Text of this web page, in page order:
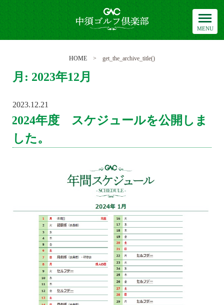
中須ゴルフ倶楽部
HOME > get_the_archive_title()
月: 2023年12月
POSTED
2023.12.21
2024年度 スケジュールを公開しま
した。